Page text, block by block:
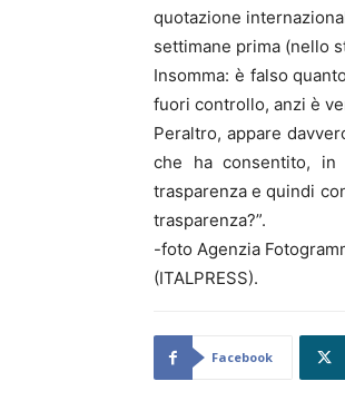
quotazione
settimane prima (nello
Insomma: è falso
fuori controllo, anzi è
Peraltro, appare
che ha consentito, in
trasparenza e quindi
trasparenza?”.
-foto Agenzia
(ITALPRESS).
Facebook